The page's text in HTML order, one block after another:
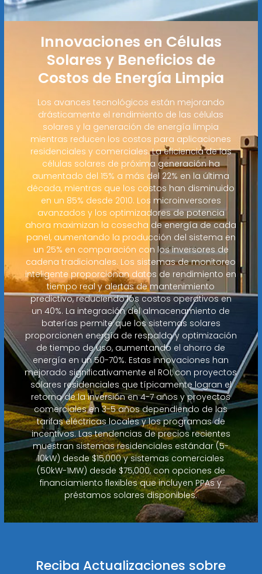
Innovaciones en Células
Solares y Beneficios de
Costos de Energía Limpia
Los avances tecnológicos están mejorando
drásticamente el rendimiento de las células
solares y la generación de energía limpia
mientras reducen los costos para aplicaciones
residenciales y comerciales. La eficiencia de las
células solares de próxima generación ha
aumentado del 15% a más del 22% en la última
década, mientras que los costos han disminuido
en un 85% desde 2010. Los microinversores
avanzados y los optimizadores de potencia
ahora maximizan la cosecha de energía de cada
panel, aumentando la producción del sistema en
un 25% en comparación con los inversores de
cadena tradicionales. Los sistemas de monitoreo
inteligente proporcionan datos de rendimiento en
tiempo real y alertas de mantenimiento
predictivo, reduciendo los costos operativos en
un 40%. La integración del almacenamiento de
baterías permite que los sistemas solares
proporcionen energía de respaldo y optimización
de tiempo de uso, aumentando el ahorro de
energía en un 50-70%. Estas innovaciones han
mejorado significativamente el ROI, con proyectos
solares residenciales que típicamente logran el
retorno de la inversión en 4-7 años y proyectos
comerciales en 3-5 años dependiendo de las
tarifas eléctricas locales y los programas de
incentivos. Las tendencias de precios recientes
muestran sistemas residenciales estándar (5-
10kW) desde $15,000 y sistemas comerciales
(50kW-1MW) desde $75,000, con opciones de
financiamiento flexibles que incluyen PPAs y
préstamos solares disponibles.
Reciba Actualizaciones sobre